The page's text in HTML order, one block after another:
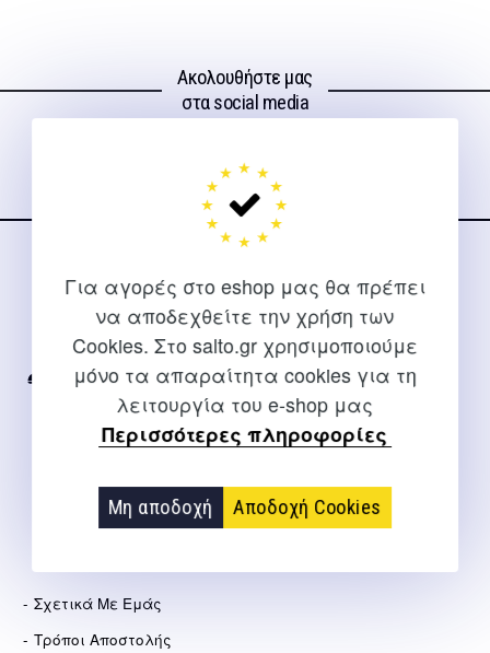
Για αγορές στο eshop μας θα πρέπει
να αποδεχθείτε την χρήση των
Cookies. Στο salto.gr χρησιμοποιούμε
μόνο τα απαραίτητα cookies για τη
λειτουργία του e-shop μας
Περισσότερες πληροφορίες
Μη αποδοχή Αποδοχή Cookies
43,00 €.
Ακολουθήστε μας
στα social media
ΕΠΙΚΟΙΝΩΝΊΑ
Για διευκρινίσεις και υποστήριξη παραγγελιών μέσω του
Internet
2310 267108
info@salto.gr
Σχετικά Με Εμάς
Τρόποι Αποστολής